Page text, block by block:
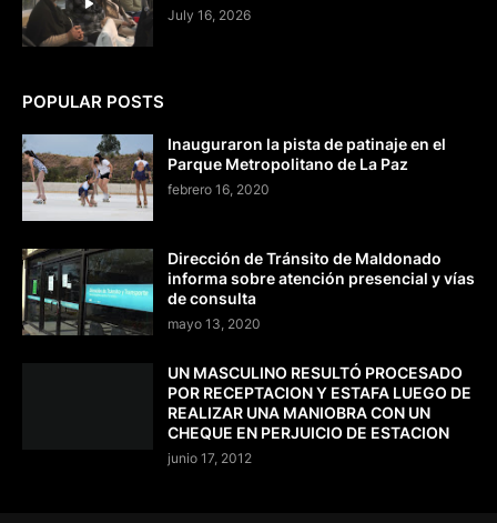
July 16, 2026
POPULAR POSTS
Inauguraron la pista de patinaje en el
Parque Metropolitano de La Paz
febrero 16, 2020
Dirección de Tránsito de Maldonado
informa sobre atención presencial y vías
de consulta
mayo 13, 2020
UN MASCULINO RESULTÓ PROCESADO
POR RECEPTACION Y ESTAFA LUEGO DE
REALIZAR UNA MANIOBRA CON UN
CHEQUE EN PERJUICIO DE ESTACION
junio 17, 2012